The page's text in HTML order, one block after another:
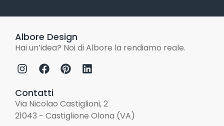
Albore Design
Hai un’idea? Noi di Albore la rendiamo reale.
Contatti
Via Nicolao Castiglioni, 2
21043 - Castiglione Olona (VA)